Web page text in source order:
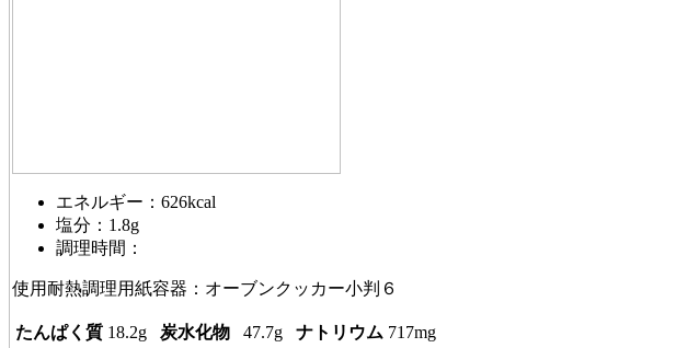
エネルギー：626kcal
塩分：1.8g
調理時間：
使用耐熱調理用紙容器：オーブンクッカー小判６
たんぱく質 18.2g 炭水化物 47.7g ナトリウム 717mg